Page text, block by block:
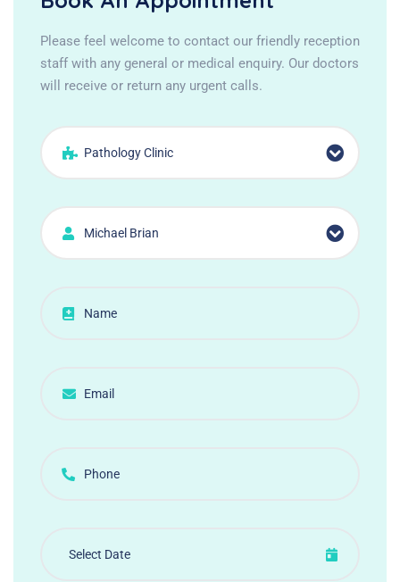
Please feel welcome to contact our friendly reception
staff with any general or medical enquiry. Our doctors
will receive or return any urgent calls.
Pathology Clinic
Michael Brian